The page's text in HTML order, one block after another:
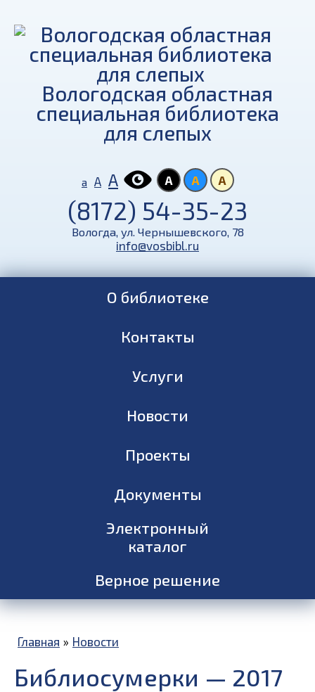
Вологодская областная
специальная библиотека
для слепых
а А А А А А
(8172) 54-35-23
Вологда, ул. Чернышевского, 78
info@vosbibl.ru
О библиотеке
Контакты
Услуги
Новости
Проекты
Документы
Электронный
каталог
Верное решение
Главная » Новости
Библиосумерки — 2017